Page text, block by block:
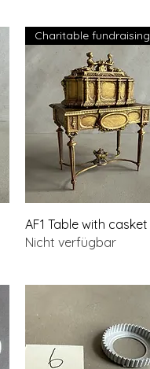
Schnellansicht
Charitable fundraising
AF1 Table with casket
Nicht verfügbar